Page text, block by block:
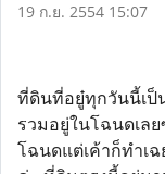
19 ก.ย. 2554 15:07
ที่ดินที่อยู๋ทุกวันนี้เ
รวมอยู่ในโฉนดเล
โฉนดแต่เค้าก็ทำเ